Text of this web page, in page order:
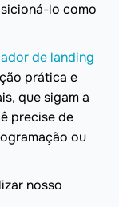
lo como
de landing
prática e
que sigam a
precise de
ou
nosso